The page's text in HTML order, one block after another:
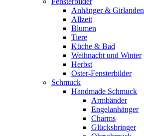
Anhänger & Girlanden
Allzeit
Blumen
Tiere
Küche & Bad
Weihnacht und Winter
Herbst
Oster-Fensterbilder
Schmuck
Handmade Schmuck
Armbänder
Engelanhänger
Charms
Glücksbringer